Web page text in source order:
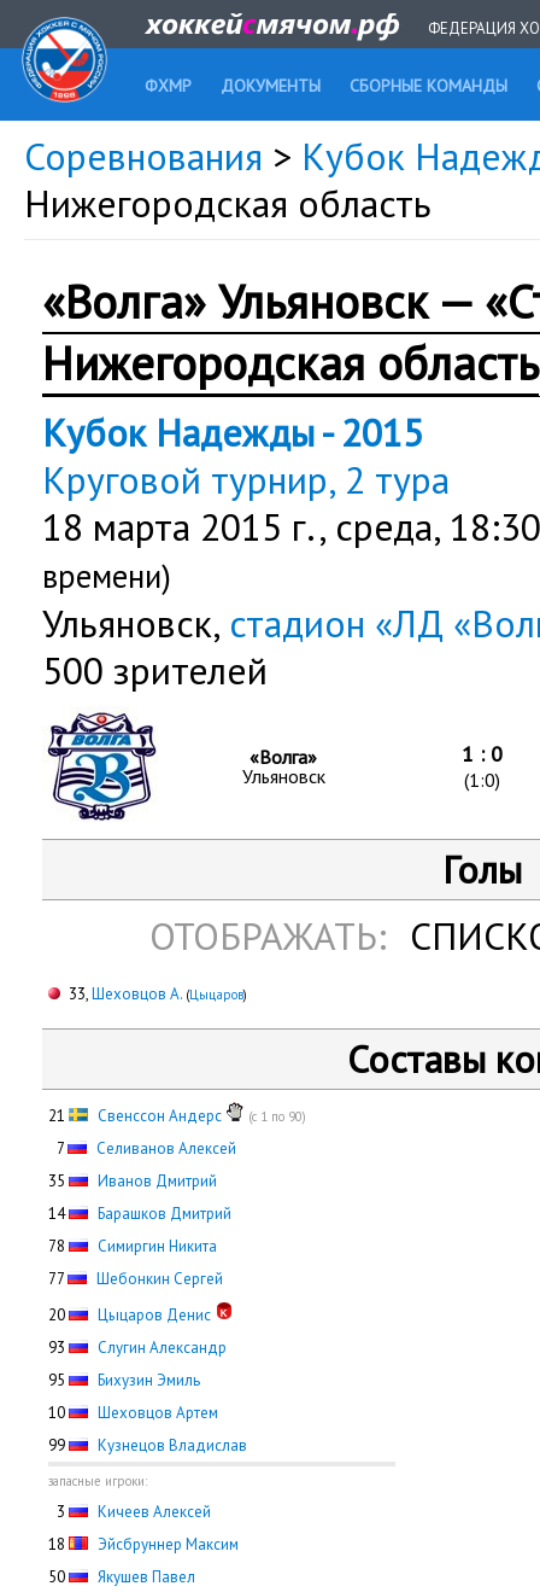
ФЕДЕРАЦИЯ
ФХМР ДОКУМЕНТЫ СБОРНЫЕ КОМАНДЫ
Соревнования > Кубок
Нижегородская область
«Волга» Ульяновск —
Нижегородская область
Кубок Надежды - 2015
Круговой турнир, 2 тура
18 марта 2015 г., среда,
времени)
Ульяновск, стадион «ЛД
500 зрителей
«Волга»
Ульяновск
1 : 0
(1:0)
Голы
ОТОБРАЖАТЬ:
33,Шеховцов А. (Цыцаров)
Составы
21 Свенссон Андерс (с 1 по 90)
7
Селиванов Алексей
35
Иванов Дмитрий
14
Барашков Дмитрий
78
Симиргин Никита
77
Шебонкин Сергей
20
Цыцаров Денис
93
Слугин Александр
95
Бихузин Эмиль
10
Шеховцов Артем
99
Кузнецов Владислав
запасные игроки:
3
Кичеев Алексей
18
Эйсбруннер Максим
50
Якушев Павел